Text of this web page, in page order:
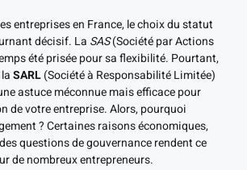
entreprises en France, le choix du statut
décisif. La SAS(Société par Actions
été prisée pour sa flexibilité. Pourtant,
SARL(Société à Responsabilité Limitée)
astuce méconnue mais efficace pour
de votre entreprise. Alors, pourquoi
? Certaines raisons économiques,
questions de gouvernance rendent ce
de nombreux entrepreneurs.